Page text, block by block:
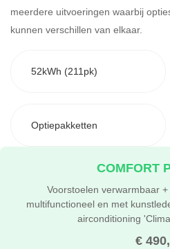
meerdere uitvoeringen waarbij
kunnen verschillen van elkaar.
52kWh (211pk)
Optiepakketten
€
COMFORT
Voorstoelen verwarmbaar
multifunctioneel en met
airconditioning